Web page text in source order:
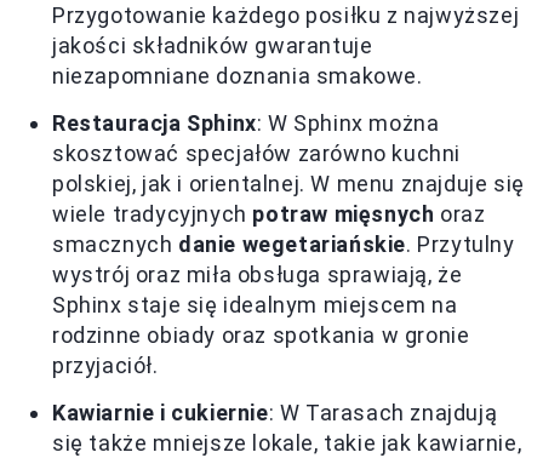
Przygotowanie każdego posiłku z najwyższej
jakości składników gwarantuje
niezapomniane doznania smakowe.
Restauracja Sphinx: W Sphinx można
skosztować specjałów zarówno kuchni
polskiej, jak i orientalnej. W menu znajduje się
wiele tradycyjnych potraw mięsnych oraz
smacznych danie wegetariańskie. Przytulny
wystrój oraz miła obsługa sprawiają, że
Sphinx staje się idealnym miejscem na
rodzinne obiady oraz spotkania w gronie
przyjaciół.
Kawiarnie i cukiernie: W Tarasach znajdują
się także mniejsze lokale, takie jak kawiarnie,